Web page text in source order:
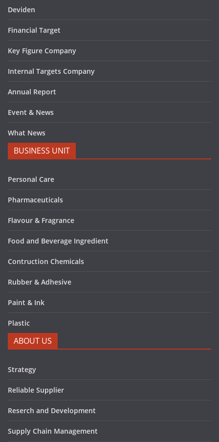
Deviden
Financial Target
Key Figure Company
Internal Targets Company
Annual Report
Event & News
What News
BUSINESS UNIT
Personal Care
Pharmaceuticals
Flavour & Fragrance
Food and Beverage Ingredient
Contruction Chemicals
Rubber & Adhesive
Paint & Ink
Plastic
ABOUT US
Strategy
Reliable Supplier
Reserch and Development
Supply Chain Management